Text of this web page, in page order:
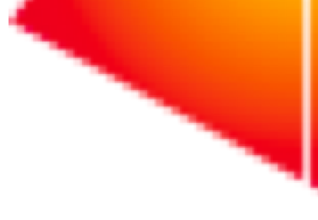
冒頭の言葉は、
「『順境』『逆境』という境遇は、自身の心
掛けと努力によって作られる」
ということを表しています。